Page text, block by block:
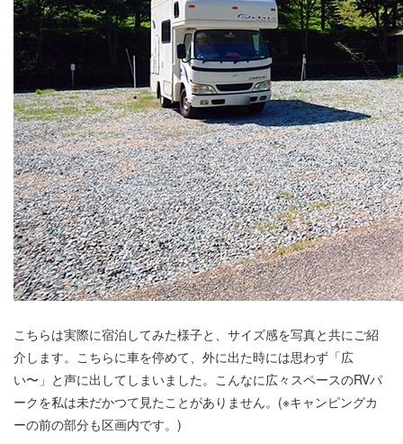
こちらは実際に宿泊してみた様子と、サイズ感を写真と共にご紹
介します。こちらに車を停めて、外に出た時には思わず「広
い〜」と声に出してしまいました。こんなに広々スペースのRVパ
ークを私は未だかつて見たことがありません。(※キャンピングカ
ーの前の部分も区画内です。)